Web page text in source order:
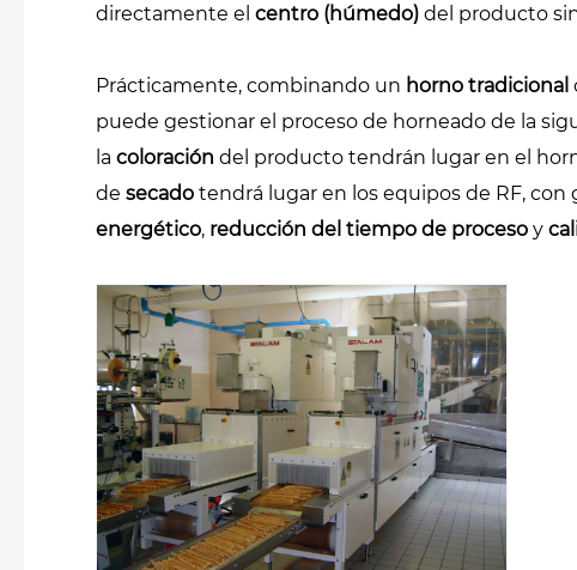
directamente el centro (húmedo)del producto
Prácticamente, combinando un horno tradicional
puede gestionar el proceso de horneado de la
la coloración del producto tendrán lugar en el
de secadotendrá lugar en los equipos de RF,
energético, reducción del tiempo de procesoy